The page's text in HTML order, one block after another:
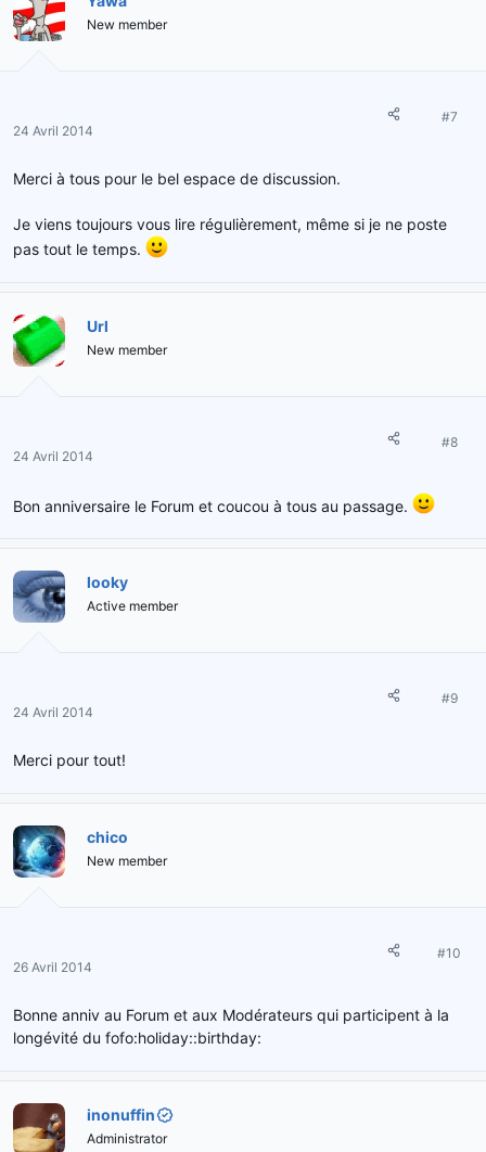
New member
24 Avril 2014
#7
Merci à tous pour le bel espace de discussion.
Je viens toujours vous lire régulièrement, même si je ne poste
pas tout le temps.
Url
New member
24 Avril 2014
#8
Bon anniversaire le Forum et coucou à tous au passage.
looky
Active member
24 Avril 2014
#9
Merci pour tout!
chico
New member
26 Avril 2014
#10
Bonne anniv au Forum et aux Modérateurs qui participent à la
longévité du fofo:holiday::birthday:
inonuffin
Administrator